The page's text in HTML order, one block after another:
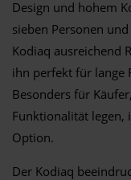
Design und hohem
sieben Personen
Kodiaq ausreichend
ihn perfekt für lange
Besonders für
Funktionalität legen,
Option.
Der Kodiaq